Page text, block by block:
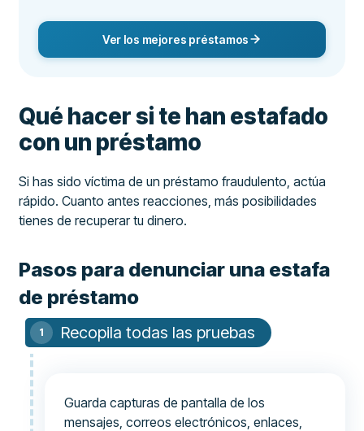
Ver los mejores préstamos
Qué hacer si te han estafado
con un préstamo
Si has sido víctima de un préstamo fraudulento, actúa
rápido. Cuanto antes reacciones, más posibilidades
tienes de recuperar tu dinero.
Pasos para denunciar una estafa
de préstamo
Recopila todas las pruebas
Guarda capturas de pantalla de los
mensajes, correos electrónicos, enlaces,